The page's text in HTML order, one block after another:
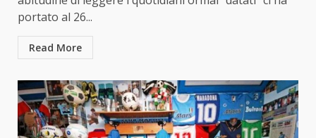
portato al 26...
Read More